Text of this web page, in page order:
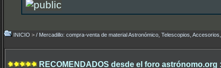
INICIO > / Mercadillo: compra-venta de material Astronómico, Telescopios,
RECOMENDADOS desde el foro astrónomo.org